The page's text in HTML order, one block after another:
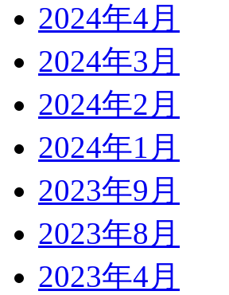
2024年4月
2024年3月
2024年2月
2024年1月
2023年9月
2023年8月
2023年4月